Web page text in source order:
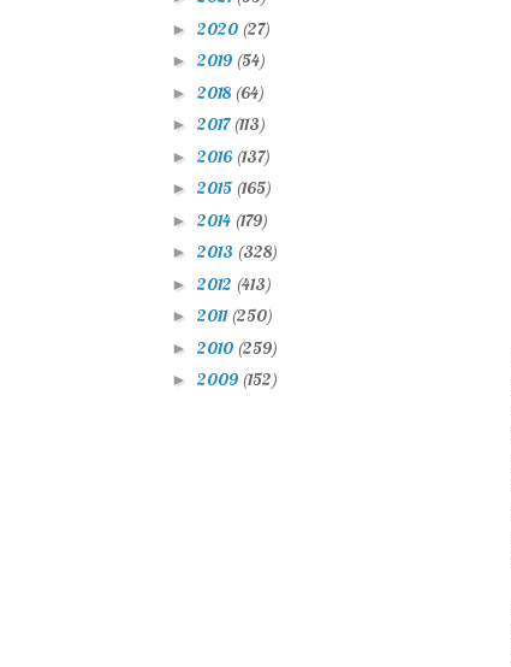
► 2020 (27)
► 2019 (54)
► 2018 (64)
► 2017(113)
► 2016 (137)
► 2015 (165)
► 2014 (179)
► 2013 (328)
► 2012 (413)
► 2011 (250)
► 2010 (259)
► 2009 (152)